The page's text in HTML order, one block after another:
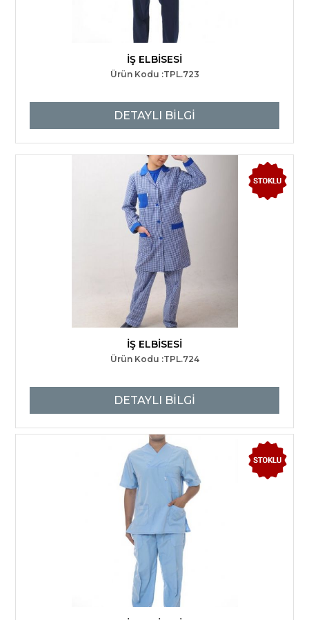
İŞ ELBİSESİ
Ürün Kodu :TPL.723
DETAYLI BİLGİ
İŞ ELBİSESİ
Ürün Kodu :TPL.724
DETAYLI BİLGİ